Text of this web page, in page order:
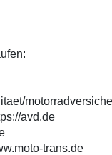
avd.de
trans.de